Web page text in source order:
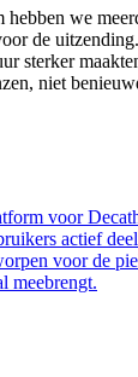
we
de
sterker
niet
voor
actief
voor de
meebrengt.